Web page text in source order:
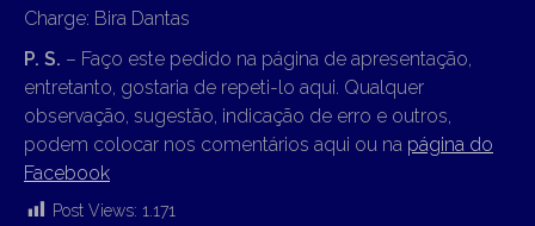
Charge: Bira Dantas
P. S. – Faço este pedido na página de apresentação,
entretanto, gostaria de repeti-lo aqui. Qualquer
observação, sugestão, indicação de erro e outros,
podem colocar nos comentários aqui ou na página do
Facebook
Post Views: 1.171